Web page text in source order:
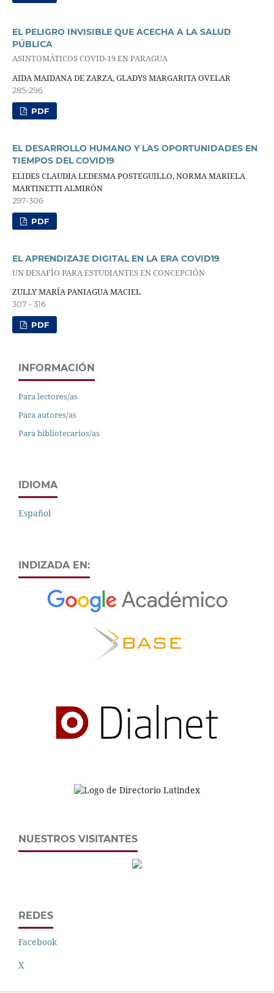
EL PELIGRO INVISIBLE QUE ACECHA A LA SALUD
PÚBLICA
ASINTOMÁTICOS COVID-19 EN PARAGUA
AIDA MAIDANA DE ZARZA, GLADYS MARGARITA OVELAR
285-296
PDF
EL DESARROLLO HUMANO Y LAS OPORTUNIDADES EN
TIEMPOS DEL COVID19
ELIDES CLAUDIA LEDESMA POSTEGUILLO, NORMA MARIELA
MARTINETTI ALMIRÓN
297-306
PDF
EL APRENDIZAJE DIGITAL EN LA ERA COVID19
UN DESAFÍO PARA ESTUDIANTES EN CONCEPCIÓN
ZULLY MARÍA PANIAGUA MACIEL
307 - 316
PDF
INFORMACIÓN
Para lectores/as
Para autores/as
Para bibliotecarios/as
IDIOMA
Español
INDIZADA EN:
NUESTROS VISITANTES
REDES
Facebook
X